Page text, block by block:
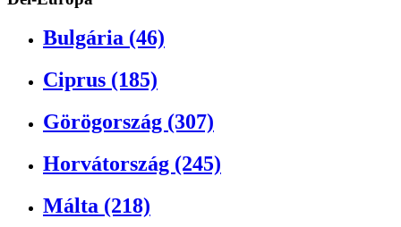
Bulgária (46)
Ciprus (185)
Görögország (307)
Horvátország (245)
Málta (218)